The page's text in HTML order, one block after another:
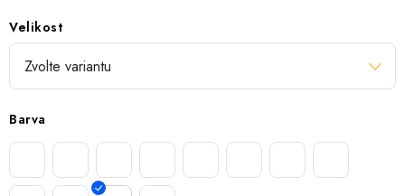
Velikost
Barva